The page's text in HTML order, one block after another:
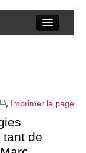
Imprimer la page
tant de